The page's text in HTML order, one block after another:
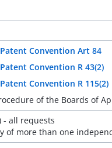
Convention Art 84
Convention R 43(2)
Convention R 115(2)
of the Boards of
- all requests
of more than one